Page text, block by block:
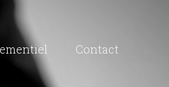
Contact